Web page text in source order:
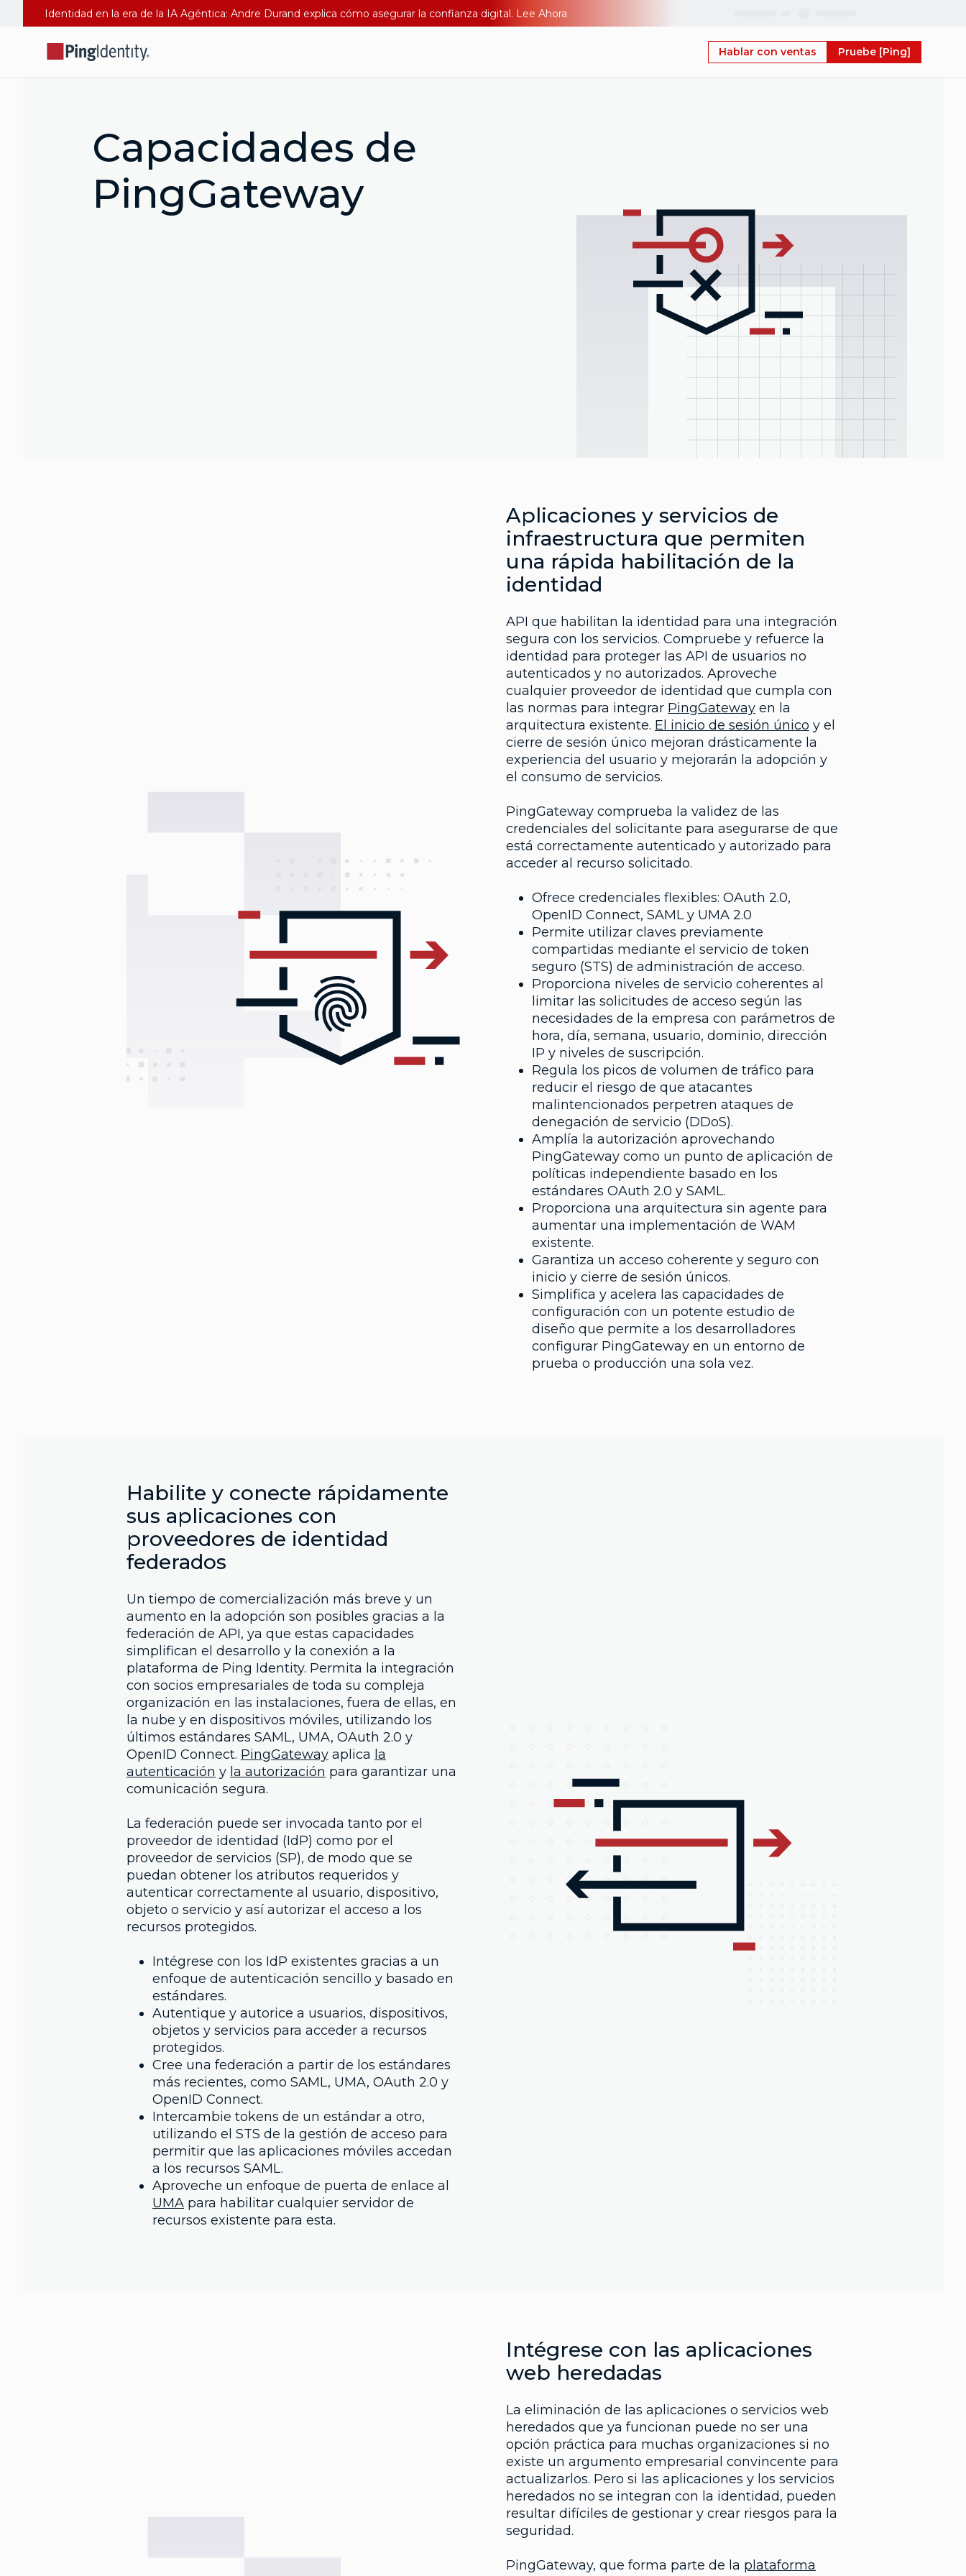
Identidad en la era de la IA Agéntica: Andre Durand explica cómo asegurar la confianza digital. Lee Ahora
Hablar con ventas Pruebe [Ping]
Capacidades de
PingGateway
Aplicaciones y servicios de
infraestructura que permiten
una rápida habilitación de la
identidad
API que habilitan la identidad para una integración
segura con los servicios. Compruebe y refuerce la
identidad para proteger las API de usuarios no
autenticados y no autorizados. Aproveche
cualquier proveedor de identidad que cumpla con
las normas para integrar PingGateway en la
arquitectura existente. El inicio de sesión único y el
cierre de sesión único mejoran drásticamente la
experiencia del usuario y mejorarán la adopción y
el consumo de servicios.
PingGateway comprueba la validez de las
credenciales del solicitante para asegurarse de que
está correctamente autenticado y autorizado para
acceder al recurso solicitado.
Ofrece credenciales flexibles: OAuth 2.0,
OpenID Connect, SAML y UMA 2.0
Permite utilizar claves previamente
compartidas mediante el servicio de token
seguro (STS) de administración de acceso.
Proporciona niveles de servicio coherentes al
limitar las solicitudes de acceso según las
necesidades de la empresa con parámetros de
hora, día, semana, usuario, dominio, dirección
IP y niveles de suscripción.
Regula los picos de volumen de tráfico para
reducir el riesgo de que atacantes
malintencionados perpetren ataques de
denegación de servicio (DDoS).
Amplía la autorización aprovechando
PingGateway como un punto de aplicación de
políticas independiente basado en los
estándares OAuth 2.0 y SAML.
Proporciona una arquitectura sin agente para
aumentar una implementación de WAM
existente.
Garantiza un acceso coherente y seguro con
inicio y cierre de sesión únicos.
Simplifica y acelera las capacidades de
configuración con un potente estudio de
diseño que permite a los desarrolladores
configurar PingGateway en un entorno de
prueba o producción una sola vez.
Habilite y conecte rápidamente
sus aplicaciones con
proveedores de identidad
federados
Un tiempo de comercialización más breve y un
aumento en la adopción son posibles gracias a la
federación de API, ya que estas capacidades
simplifican el desarrollo y la conexión a la
plataforma de Ping Identity. Permita la integración
con socios empresariales de toda su compleja
organización en las instalaciones, fuera de ellas, en
la nube y en dispositivos móviles, utilizando los
últimos estándares SAML, UMA, OAuth 2.0 y
OpenID Connect. PingGateway aplica la
autenticación y la autorización para garantizar una
comunicación segura.
La federación puede ser invocada tanto por el
proveedor de identidad (IdP) como por el
proveedor de servicios (SP), de modo que se
puedan obtener los atributos requeridos y
autenticar correctamente al usuario, dispositivo,
objeto o servicio y así autorizar el acceso a los
recursos protegidos.
Intégrese con los IdP existentes gracias a un
enfoque de autenticación sencillo y basado en
estándares.
Autentique y autorice a usuarios, dispositivos,
objetos y servicios para acceder a recursos
protegidos.
Cree una federación a partir de los estándares
más recientes, como SAML, UMA, OAuth 2.0 y
OpenID Connect.
Intercambie tokens de un estándar a otro,
utilizando el STS de la gestión de acceso para
permitir que las aplicaciones móviles accedan
a los recursos SAML.
Aproveche un enfoque de puerta de enlace al
UMA para habilitar cualquier servidor de
recursos existente para esta.
Intégrese con las aplicaciones
web heredadas
La eliminación de las aplicaciones o servicios web
heredados que ya funcionan puede no ser una
opción práctica para muchas organizaciones si no
existe un argumento empresarial convincente para
actualizarlos. Pero si las aplicaciones y los servicios
heredados no se integran con la identidad, pueden
resultar difíciles de gestionar y crear riesgos para la
seguridad.
PingGateway, que forma parte de la plataforma